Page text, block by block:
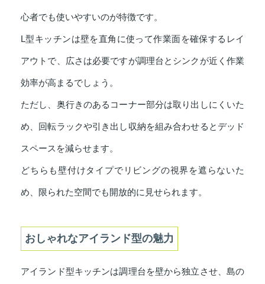
心者でも使いやすいのが特徴です。
L型キッチンは壁を直角に使って作業面を確保するレイ
アウトで、広さは必要ですが調理台とシンクが近く作業
効率が高まるでしょう。
ただし、奥行きのあるコーナー部分は取り出しにくいた
め、回転ラックや引き出し収納を組み合わせるとデッド
スペースを減らせます。
どちらも壁付けタイプでリビングの視界を遮らないた
め、限られた空間でも開放的に見せられます。
おしゃれなアイランド型の魅力
アイランド型キッチンは調理台を壁から独立させ、島の